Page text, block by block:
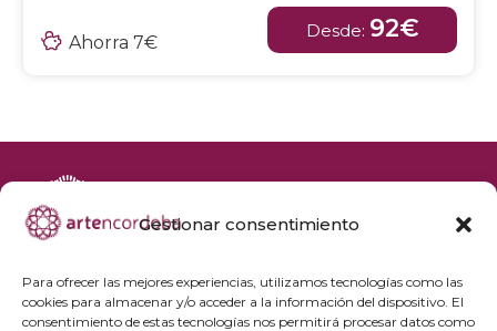
Gestionar consentimiento
Para ofrecer las mejores experiencias, utilizamos tecnologías como las
cookies para almacenar y/o acceder a la información del dispositivo. El
consentimiento de estas tecnologías nos permitirá procesar datos como
Ahorra 7€
Desde: 92€
Agenda cultural